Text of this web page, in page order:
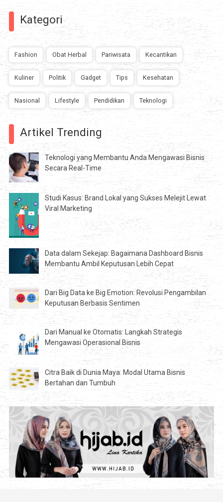
Kategori
Fashion Obat Herbal Pariwisata Kecantikan
Kuliner Politik Gadget Tips Kesehatan
Nasional Lifestyle Pendidikan Teknologi
Artikel Trending
Teknologi yang Membantu Anda Mengawasi Bisnis
Secara Real-Time
Studi Kasus: Brand Lokal yang Sukses Melejit Lewat
Viral Marketing
Data dalam Sekejap: Bagaimana Dashboard Bisnis
Membantu Ambil Keputusan Lebih Cepat
Dari Big Data ke Big Emotion: Revolusi Pengambilan
Keputusan Berbasis Sentimen
Dari Manual ke Otomatis: Langkah Strategis
Mengawasi Operasional Bisnis
Citra Baik di Dunia Maya: Modal Utama Bisnis
Bertahan dan Tumbuh